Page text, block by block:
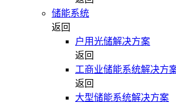
储能系统
返回
户用光储解决方案
返回
工商业储能系统解决方
返回
大型储能系统解决方案